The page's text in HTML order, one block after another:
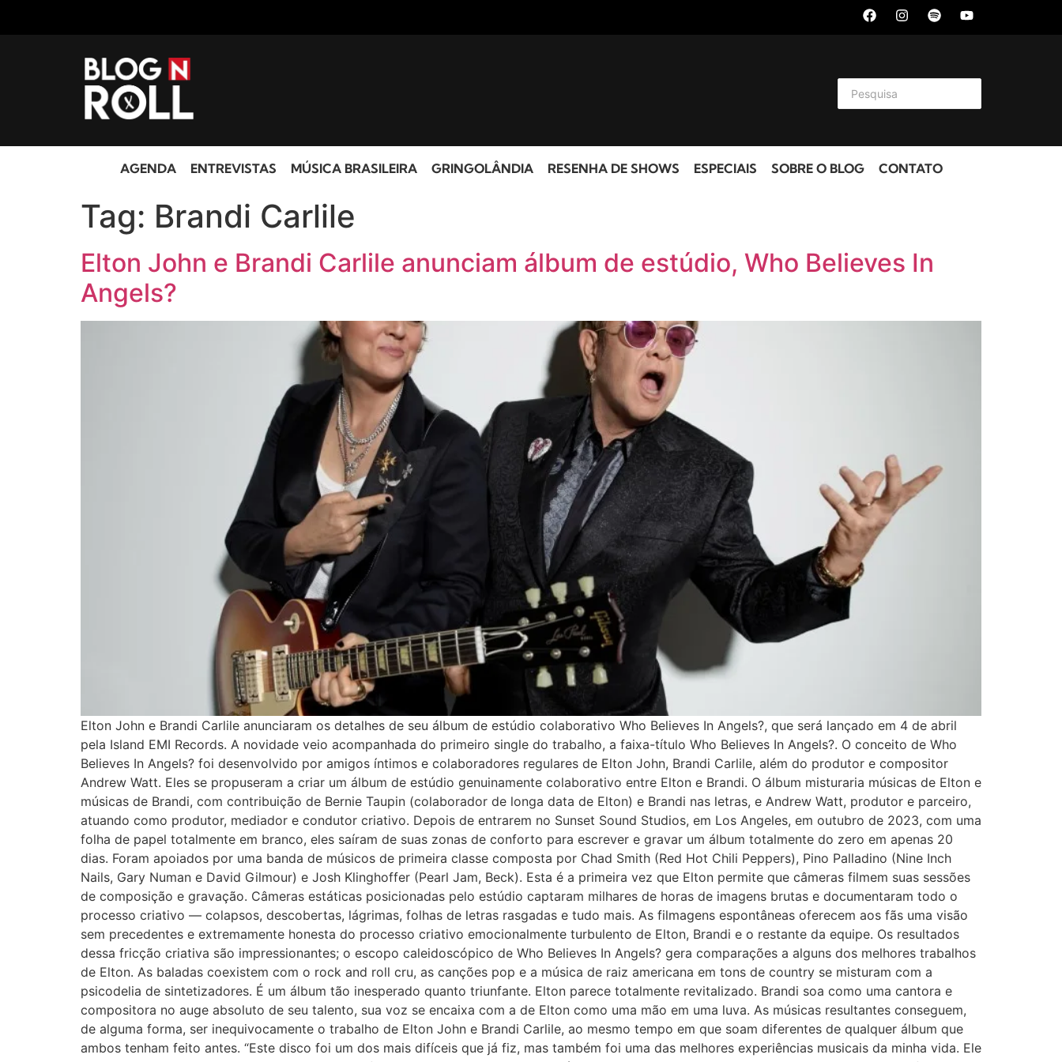
AGENDA ENTREVISTAS MÚSICA BRASILEIRA GRINGOLÂNDIA RESENHA DE SHOWS ESPECIAIS SOBRE O BLOG CONTATO
Tag: Brandi Carlile
Elton John e Brandi Carlile anunciam álbum de estúdio, Who Believes In
Angels?
Elton John e Brandi Carlile anunciaram os detalhes de seu álbum de estúdio colaborativo Who Believes In Angels?, que será lançado em 4 de abril
pela Island EMI Records. A novidade veio acompanhada do primeiro single do trabalho, a faixa-título Who Believes In Angels?. O conceito de Who
Believes In Angels? foi desenvolvido por amigos íntimos e colaboradores regulares de Elton John, Brandi Carlile, além do produtor e compositor
Andrew Watt. Eles se propuseram a criar um álbum de estúdio genuinamente colaborativo entre Elton e Brandi. O álbum misturaria músicas de Elton e
músicas de Brandi, com contribuição de Bernie Taupin (colaborador de longa data de Elton) e Brandi nas letras, e Andrew Watt, produtor e parceiro,
atuando como produtor, mediador e condutor criativo. Depois de entrarem no Sunset Sound Studios, em Los Angeles, em outubro de 2023, com uma
folha de papel totalmente em branco, eles saíram de suas zonas de conforto para escrever e gravar um álbum totalmente do zero em apenas 20
dias. Foram apoiados por uma banda de músicos de primeira classe composta por Chad Smith (Red Hot Chili Peppers), Pino Palladino (Nine Inch
Nails, Gary Numan e David Gilmour) e Josh Klinghoffer (Pearl Jam, Beck). Esta é a primeira vez que Elton permite que câmeras filmem suas sessões
de composição e gravação. Câmeras estáticas posicionadas pelo estúdio captaram milhares de horas de imagens brutas e documentaram todo o
processo criativo — colapsos, descobertas, lágrimas, folhas de letras rasgadas e tudo mais. As filmagens espontâneas oferecem aos fãs uma visão
sem precedentes e extremamente honesta do processo criativo emocionalmente turbulento de Elton, Brandi e o restante da equipe. Os resultados
dessa fricção criativa são impressionantes; o escopo caleidoscópico de Who Believes In Angels? gera comparações a alguns dos melhores trabalhos
de Elton. As baladas coexistem com o rock and roll cru, as canções pop e a música de raiz americana em tons de country se misturam com a
psicodelia de sintetizadores. É um álbum tão inesperado quanto triunfante. Elton parece totalmente revitalizado. Brandi soa como uma cantora e
compositora no auge absoluto de seu talento, sua voz se encaixa com a de Elton como uma mão em uma luva. As músicas resultantes conseguem,
de alguma forma, ser inequivocamente o trabalho de Elton John e Brandi Carlile, ao mesmo tempo em que soam diferentes de qualquer álbum que
ambos tenham feito antes. “Este disco foi um dos mais difíceis que já fiz, mas também foi uma das melhores experiências musicais da minha vida. Ele